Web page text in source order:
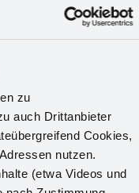
zu
auch Drittanbieter
Cookies,
nutzen.
(etwa Videos und
Kalmey